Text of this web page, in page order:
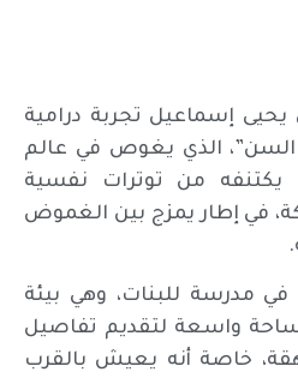
إسماعيل تجربة درامية
الذي يغوص في عالم
يكتنفه من توترات نفسية
في إطار يمزج بين الغموض
مدرسة للبنات، وهي بيئة
واسعة لتقديم تفاصيل
خاصة أنه يعيش بالقرب